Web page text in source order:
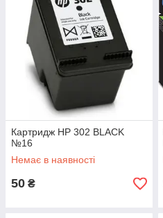
Картридж HP 302 BLACK
№16
Немає в наявності
50 ₴